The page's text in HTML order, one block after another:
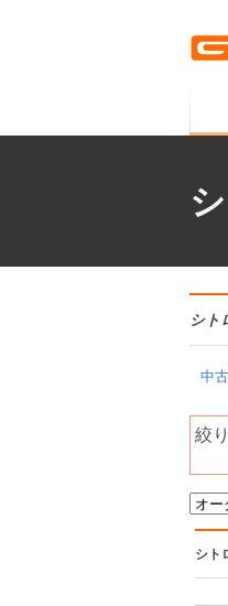
シト
中
絞
シト